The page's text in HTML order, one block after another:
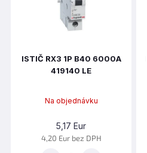
ISTIČ RX3 1P B40 6000A
419140 LE
Na objednávku
5,17 Eur
4,20 Eur bez DPH